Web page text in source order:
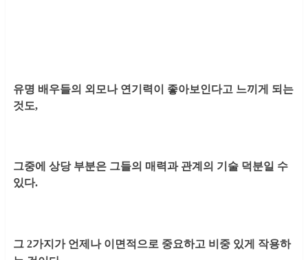
유명 배우들의 외모나 연기력이 좋아보인다고 느끼게 되는
것도,
그중에 상당 부분은 그들의 매력과 관계의 기술 덕분일 수
있다.
그 2가지가 언제나 이면적으로 중요하고 비중 있게 작용하